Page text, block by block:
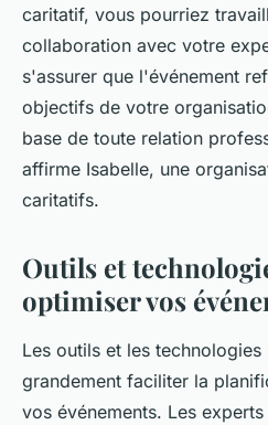
caritatif, vous pourriez
collaboration avec votre
s'assurer que l'événement
objectifs de votre
base de toute relation
affirme Isabelle, une
caritatifs.
Outils et
optimiser vos
Les outils et les
grandement faciliter la
vos événements. Les